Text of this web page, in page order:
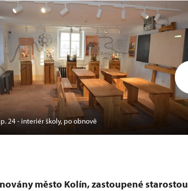
24 - interiér školy, po obnově
město Kolín, zastoupené starostou